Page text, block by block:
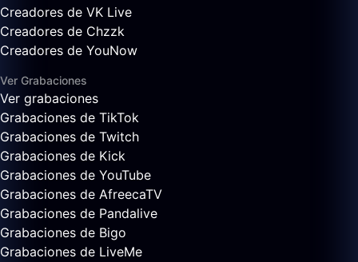
Creadores de VK Live
Creadores de Chzzk
Creadores de YouNow
Ver Grabaciones
Ver grabaciones
Grabaciones de TikTok
Grabaciones de Twitch
Grabaciones de Kick
Grabaciones de YouTube
Grabaciones de AfreecaTV
Grabaciones de Pandalive
Grabaciones de Bigo
Grabaciones de LiveMe